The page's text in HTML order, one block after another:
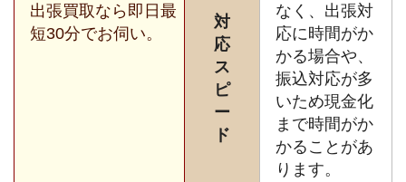
出張買取なら即日最
短30分でお伺い。
対
応
ス
ピ
ー
ド
なく、出張対
応に時間がか
かる場合や、
振込対応が多
いため現金化
まで時間がか
かることがあ
ります。